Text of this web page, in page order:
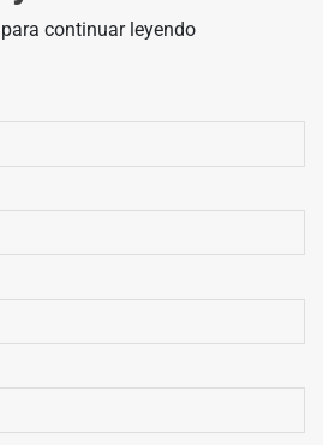
continuar leyendo